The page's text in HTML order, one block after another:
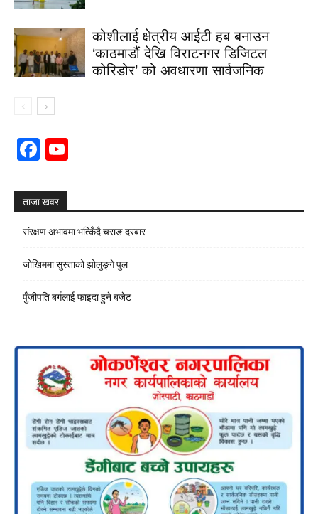
कोशीलाई क्षेत्रीय आईटी हब बनाउन
‘काठमाडौं देखि विराटनगर डिजिटल
कोरिडोर’ को अवधारणा सार्वजनिक
Facebook
ताजा खवर
संरक्षण अभावमा भत्किँदै चराङ दरबार
जोखिममा सुस्ताको झोलुङ्गे पुल
पुँजीपति बर्गलाई फाइदा हुने बजेट